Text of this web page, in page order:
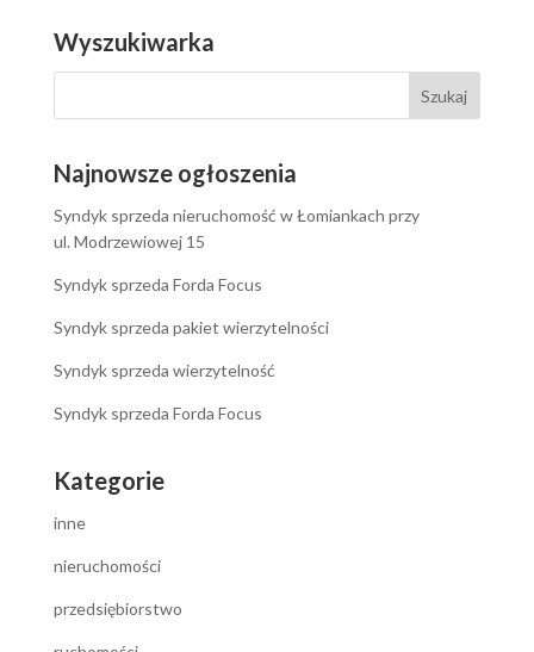
Wyszukiwarka
Najnowsze ogłoszenia
Syndyk sprzeda nieruchomość w Łomiankach przy
ul. Modrzewiowej 15
Syndyk sprzeda Forda Focus
Syndyk sprzeda pakiet wierzytelności
Syndyk sprzeda wierzytelność
Syndyk sprzeda Forda Focus
Kategorie
inne
nieruchomości
przedsiębiorstwo